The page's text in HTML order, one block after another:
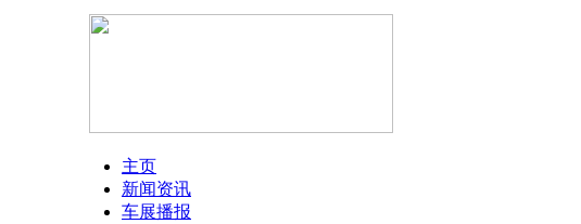
主页
新闻资讯
车展播报